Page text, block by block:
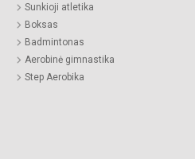
Sunkioji atletika
Boksas
Badmintonas
Aerobinė gimnastika
Step Aerobika